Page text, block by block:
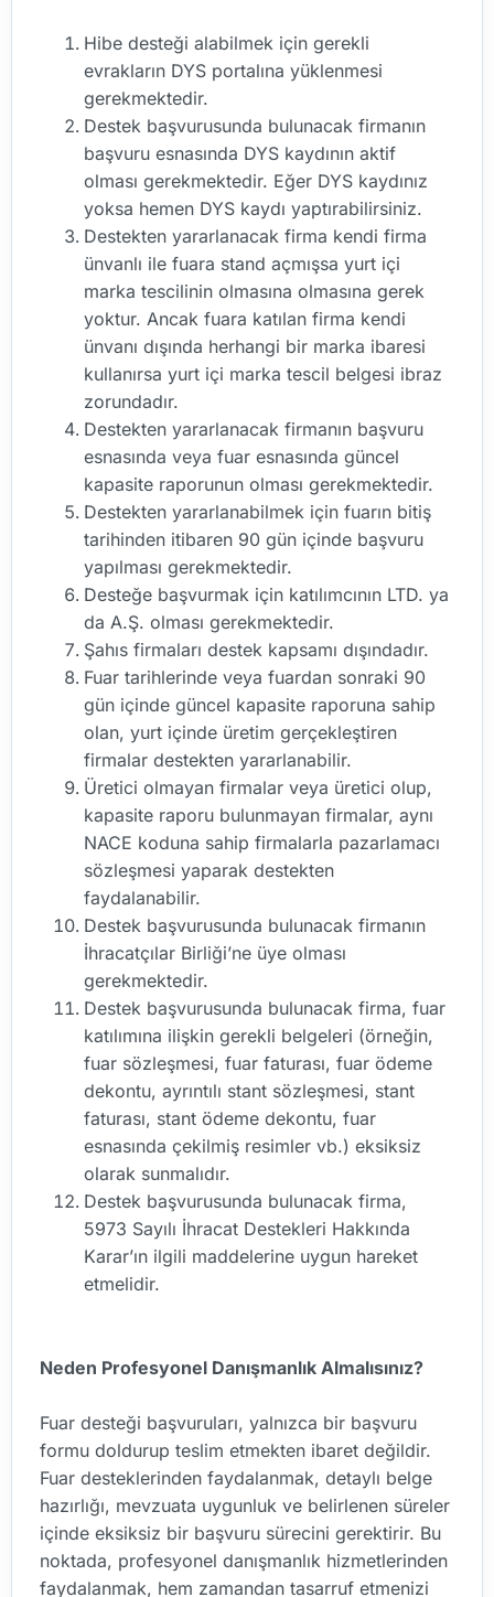
Hibe desteği alabilmek için gerekli
evrakların DYS portalına yüklenmesi
gerekmektedir.
Destek başvurusunda bulunacak firmanın
başvuru esnasında DYS kaydının aktif
olması gerekmektedir. Eğer DYS kaydınız
yoksa hemen DYS kaydı yaptırabilirsiniz.
Destekten yararlanacak firma kendi firma
ünvanlı ile fuara stand açmışsa yurt içi
marka tescilinin olmasına olmasına gerek
yoktur. Ancak fuara katılan firma kendi
ünvanı dışında herhangi bir marka ibaresi
kullanırsa yurt içi marka tescil belgesi ibraz
zorundadır.
Destekten yararlanacak firmanın başvuru
esnasında veya fuar esnasında güncel
kapasite raporunun olması gerekmektedir.
Destekten yararlanabilmek için fuarın bitiş
tarihinden itibaren 90 gün içinde başvuru
yapılması gerekmektedir.
Desteğe başvurmak için katılımcının LTD. ya
da A.Ş. olması gerekmektedir.
Şahıs firmaları destek kapsamı dışındadır.
Fuar tarihlerinde veya fuardan sonraki 90
gün içinde güncel kapasite raporuna sahip
olan, yurt içinde üretim gerçekleştiren
firmalar destekten yararlanabilir.
Üretici olmayan firmalar veya üretici olup,
kapasite raporu bulunmayan firmalar, aynı
NACE koduna sahip firmalarla pazarlamacı
sözleşmesi yaparak destekten
faydalanabilir.
Destek başvurusunda bulunacak firmanın
İhracatçılar Birliği’ne üye olması
gerekmektedir.
Destek başvurusunda bulunacak firma, fuar
katılımına ilişkin gerekli belgeleri (örneğin,
fuar sözleşmesi, fuar faturası, fuar ödeme
dekontu, ayrıntılı stant sözleşmesi, stant
faturası, stant ödeme dekontu, fuar
esnasında çekilmiş resimler vb.) eksiksiz
olarak sunmalıdır.
Destek başvurusunda bulunacak firma,
5973 Sayılı İhracat Destekleri Hakkında
Karar’ın ilgili maddelerine uygun hareket
etmelidir.
Neden Profesyonel Danışmanlık Almalısınız?
Fuar desteği başvuruları, yalnızca bir başvuru
formu doldurup teslim etmekten ibaret değildir.
Fuar desteklerinden faydalanmak, detaylı belge
hazırlığı, mevzuata uygunluk ve belirlenen süreler
içinde eksiksiz bir başvuru sürecini gerektirir. Bu
noktada, profesyonel danışmanlık hizmetlerinden
faydalanmak, hem zamandan tasarruf etmenizi